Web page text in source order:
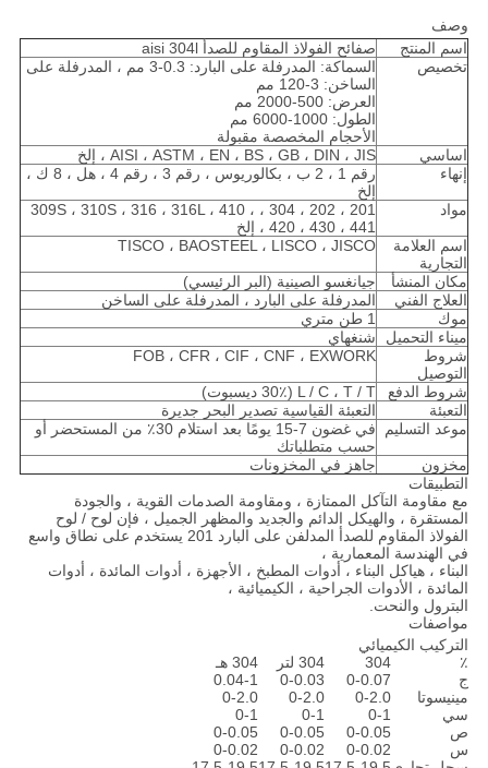
وصف
اسم المنتج
صفائح الفولاذ المقاوم للصدأ aisi 304l
تخصيص
السماكة: المدرفلة على البارد: 0.3-3 مم ، المدرفلة على
الساخن: 3-120 مم
العرض: 500-2000 مم
الطول: 1000-6000 مم
الأحجام المخصصة مقبولة
اساسي
AISI ، ASTM ، EN ، BS ، GB ، DIN ، JIS ، إلخ
إنهاء
رقم 1 ، 2 ب ، بكالوريوس ، رقم 3 ، رقم 4 ، هل ، 8 ك ،
إلخ
مواد
201 ، 202 ، 304 ، 309S ، 310S ، 316 ، 316L ، 410 ،
420 ، 430 ، 441 ، إلخ
اسم العلامة
التجارية
TISCO ، BAOSTEEL ، LISCO ، JISCO
مكان المنشأ
جيانغسو الصينية (البر الرئيسي)
العلاج الفني
المدرفلة على البارد ، المدرفلة على الساخن
موك
1 طن متري
ميناء التحميل
شنغهاي
شروط
التوصيل
FOB ، CFR ، CIF ، CNF ، EXWORK
شروط الدفع
L / C ، T / T (30٪ ديسبوت)
التعبئة
التعبئة القياسية تصدير البحر جديرة
موعد التسليم
في غضون 7-15 يومًا بعد استلام 30٪ من المستحضر أو ​​
حسب متطلباتك
مخزون
جاهز في المخزونات
التطبيقات
مع مقاومة التآكل الممتازة ، ومقاومة الصدمات القوية ، والجودة
المستقرة ، والهيكل الدائم والجديد والمظهر الجميل ، فإن لوح / لوح
الفولاذ المقاوم للصدأ المدلفن على البارد 201 يستخدم على نطاق واسع
في الهندسة المعمارية ،
البناء ، هياكل البناء ، أدوات المطبخ ، الأجهزة ، أدوات المائدة ، أدوات
المائدة ، الأدوات الجراحية ، الكيميائية ،
البترول والنحت.
مواصفات
التركيب الكيميائي
٪
304 304 لتر
304 هـ
ج
0-0.07
0-0.03
0.04-1
مينيسوتا
0-2.0
0-2.0
0-2.0
سي
0-1
0-1
0-1
ص
0-0.05
0-0.05
0-0.05
س
0-0.02
0-0.02
0-0.02